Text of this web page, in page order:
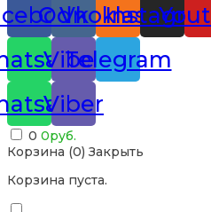
Vk
Odnoklassniki
Viber
Telegram
Viber
0 0руб.
Корзина (0) Закрыть
Корзина пуста.